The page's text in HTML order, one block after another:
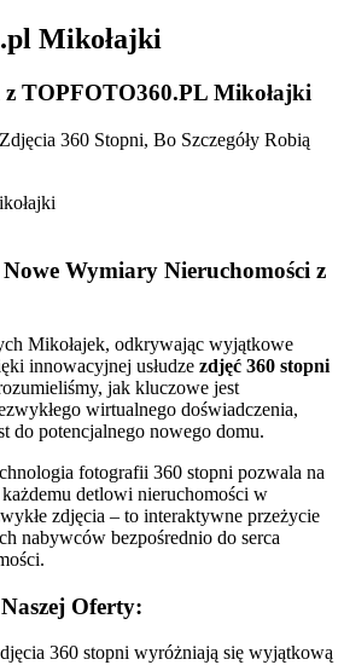
.pl Mikołajki
z TOPFOTO360.PL Mikołajki
360 Stopni, Bo Szczegóły Robią
Wymiary Nieruchomości z
Mikołajek, odkrywając wyjątkowe
innowacyjnej usłudze zdjęć 360 stopni
jak kluczowe jest
wirtualnego doświadczenia,
do potencjalnego nowego domu.
fotografii 360 stopni pozwala na
każdemu detlowi nieruchomości w
zdjęcia – to interaktywne przeżycie
nabywców bezpośrednio do serca
Oferty:
360 stopni wyróżniają się wyjątkową